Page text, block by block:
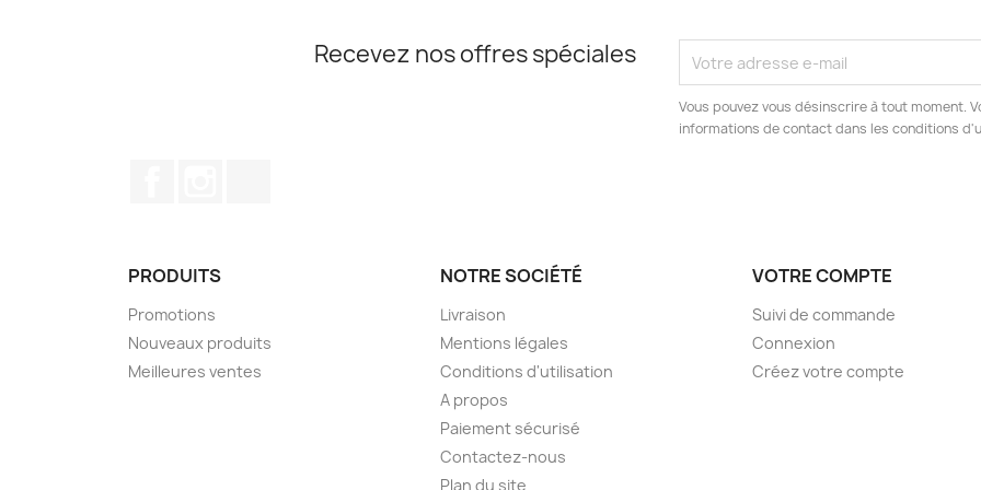
Recevez nos offres spéciales
Vous pouvez vous désinscrire à tout moment.
informations de contact dans les conditions
PRODUITS
Promotions
Nouveaux produits
Meilleures ventes
NOTRE SOCIÉTÉ
Livraison
Mentions légales
Conditions d'utilisation
A propos
Paiement sécurisé
Contactez-nous
Plan du site
VOTRE COMPTE
Suivi de commande
Connexion
Créez votre compte